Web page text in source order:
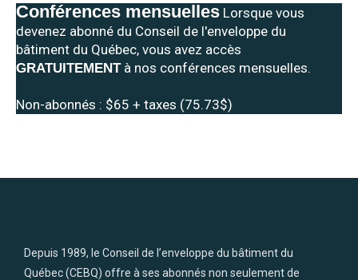
Conférences mensuelles Lorsque vous
devenez abonné du Conseil de l'enveloppe du
bâtiment du Québec, vous avez accès
GRATUITEMENTà nos conférences mensuelles.
Non-abonnés : $65 + taxes (75.73$)
Depuis 1989, le Conseil de l’enveloppe du bâtiment du
Québec (CEBQ) offre à ses abonnés non seulement de